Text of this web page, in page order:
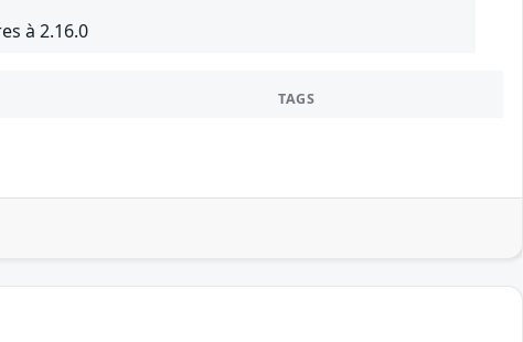
à 2.16.0
TAGS